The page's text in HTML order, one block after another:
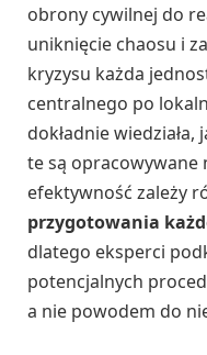
obrony cywilnej do
uniknięcie chaosu i
kryzysu każda
centralnego po
dokładnie
te są opracowywane
efektywność zależy
przygotowania
dlatego eksperci
potencjalnych
a nie powodem do